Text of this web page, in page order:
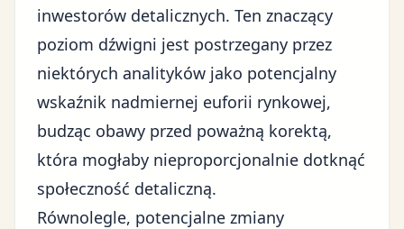
inwestorów detalicznych. Ten znaczący
poziom dźwigni jest postrzegany przez
niektórych analityków jako potencjalny
wskaźnik nadmiernej euforii rynkowej,
budząc obawy przed poważną korektą,
która mogłaby nieproporcjonalnie dotknąć
społeczność detaliczną.
Równolegle, potencjalne zmiany